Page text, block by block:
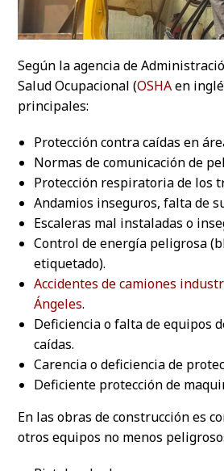
Según la agencia de
Salud Ocupacional (OSHAen
principales:
Protección contra caídas en
Normas de comunicación de
Protección respiratoria de los
Andamios inseguros, falta de
Escaleras mal instaladas o
Control de energía peligrosa
etiquetado).
Accidentes de camiones
Ángeles.
Deficiencia o falta de equipos
caídas.
Carencia o deficiencia de
Deficiente protección de
En las obras de construcción es
otros equipos no menos